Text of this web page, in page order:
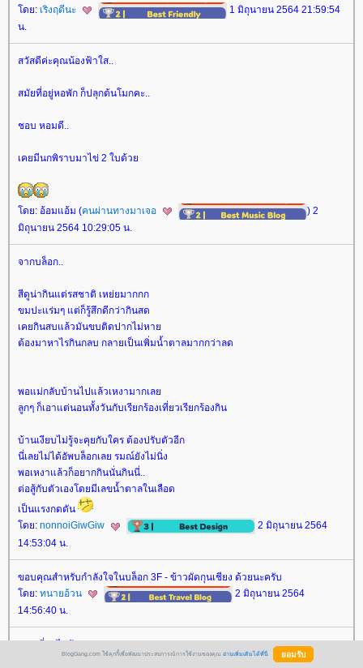
ดย: เริงฤดีนะ
1 มิถุนายน 2564 21:59:54
น.
สวัสดีค่ะคุณน้องฟ้าใส..
สมัยที่อยู่หอพัก ก็ปลุกต้นโมกคะ..
ชอบ หอมดี..
เคยมีนกพิราบมาไข่ 2 ใบด้ว
ดย: อ้อมแอ้ม (คนผ่านทางมาเจอ
) 2
มิถุนายน 2564 10:29:05 น.
จากบล็อก..
สีดูน่ากินแต่รสชาติ เหย่ยมากกก
ขมปะแร่มๆ แต่ก็รู้สึกดีกว่ากินสด
เคยกินสบแล้วมันขบติดปากไม่หา
ต้องมาหาไรกินกลบ กลายเป็นเพิ่มน้ำตาลมากกว่าลด
พอแม่กลับบ้านไปแล้วเหงามากเล
ลูกๆ ก็เอาแต่นอนทั้งวันกับเรียกร้องเที่ยวเรียกร้องกิน
บ้านเงียบไม่รู้จะคุยกับใคร ต้องปรับตัวอีก
นี่เลยไม่ได้อัพบล็อกเลย รมณ์ยังไม่นิ่ง
พอเหงาแล้วก็อยากกินนั่นกินนี่..
ต่อสู้กับตัวเองโดยมีเลขน้ำตาลในเลือด
เป็นแรงกดดัน
ดย: nonnoiGiwGiw
2 มิถุนายน 2564
14:53:04 น.
ขอบคุณสำหรับกำลังใจในบล็อก 3F - ข้าวผัดกุนเชียง ด้วยนะครับ
ดย: ทนายอ้วน
2 มิถุนายน 2564
14:56:40 น.
บันทึกน้องหนาม ... สมาชิกใหม่ 7 สิงห์แดนเสือ
คลิกที่นี่ค่ะ
BlogGang.com ใช้คุกกี้เพื่อพัฒนาประสบการณ์การใช้งานของคุณ อ่านเพิ่มเติมได้ที่นี่